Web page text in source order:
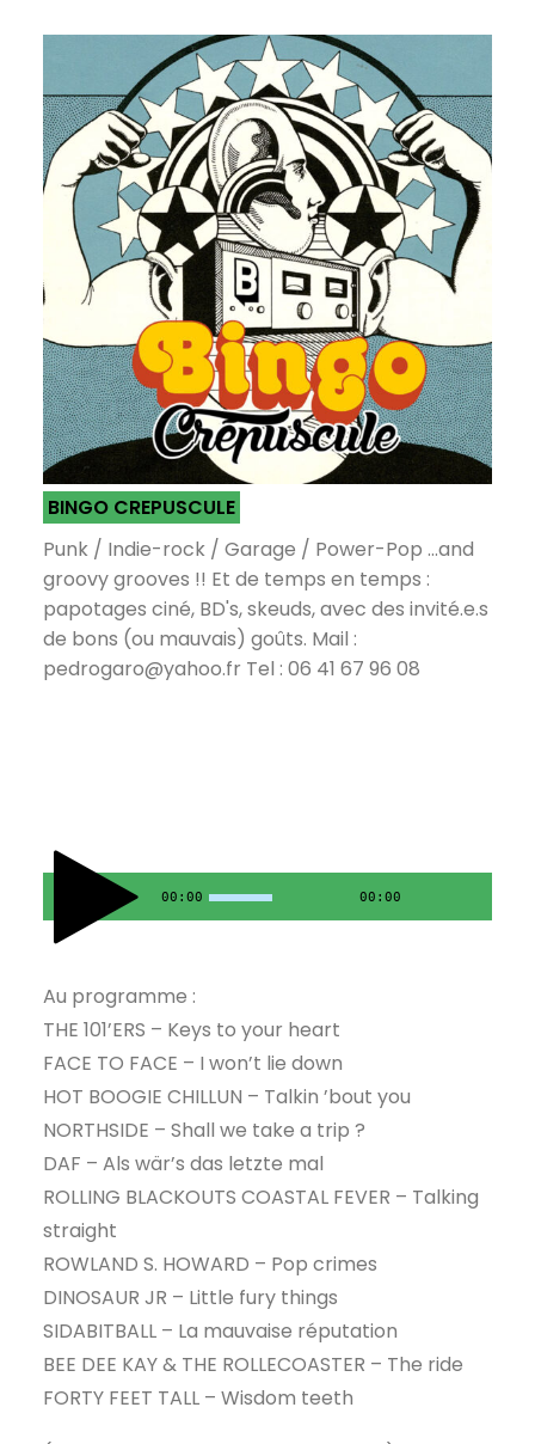
BINGO CREPUSCULE
Punk / Indie-rock / Garage / Power-Pop ...and
groovy grooves !! Et de temps en temps :
papotages ciné, BD's, skeuds, avec des invité.e.s
de bons (ou mauvais) goûts. Mail :
pedrogaro@yahoo.fr Tel : 06 41 67 96 08
00:00 00:00
Au programme :
THE 101’ERS – Keys to your heart
FACE TO FACE – I won’t lie down
HOT BOOGIE CHILLUN – Talkin ’bout you
NORTHSIDE – Shall we take a trip ?
DAF – Als wär’s das letzte mal
ROLLING BLACKOUTS COASTAL FEVER – Talking
straight
ROWLAND S. HOWARD – Pop crimes
DINOSAUR JR – Little fury things
SIDABITBALL – La mauvaise réputation
BEE DEE KAY & THE ROLLECOASTER – The ride
FORTY FEET TALL – Wisdom teeth